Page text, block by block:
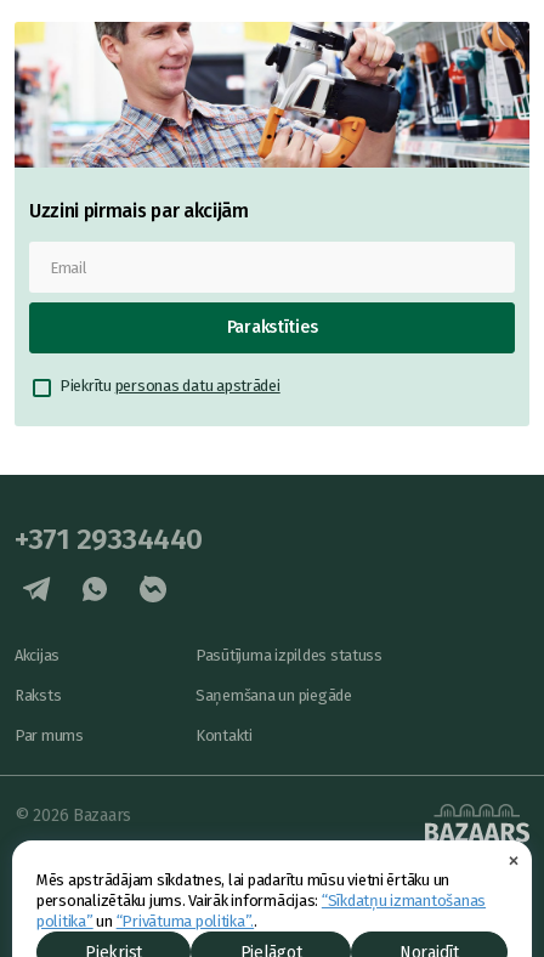
×
Mēs apstrādājam sīkdatnes, lai padarītu mūsu vietni ērtāku un
personalizētāku jums. Vairāk informācijas: “Sīkdatņu izmantošanas
politika” un “Privātuma politika”..
Piekrist Pielāgot Noraidīt
Uzzini pirmais par akcijām
Parakstīties
Piekrītu personas datu apstrādei
+371 29334440
Akcijas
Raksts
Par mums
Pasūtījuma izpildes statuss
Saņemšana un piegāde
Kontakti
powered by
© 2026 Bazaars
Konfidencialitāte
Piedāvājums